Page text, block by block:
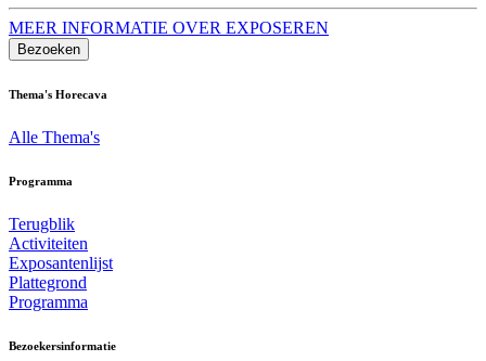
MEER INFORMATIE OVER EXPOSEREN
Bezoeken
Thema's Horecava
Alle Thema's
Programma
Terugblik
Activiteiten
Exposantenlijst
Plattegrond
Programma
Bezoekersinformatie